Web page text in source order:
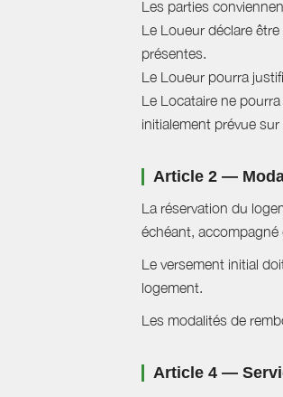
Les parties
Le Loueur déclare
présentes.
Le Loueur pourra
Le Locataire ne
initialement prévue
Article 2 —
La réservation du
échéant, accompagné
Le versement initial
logement.
Les modalités de
Article 4 —